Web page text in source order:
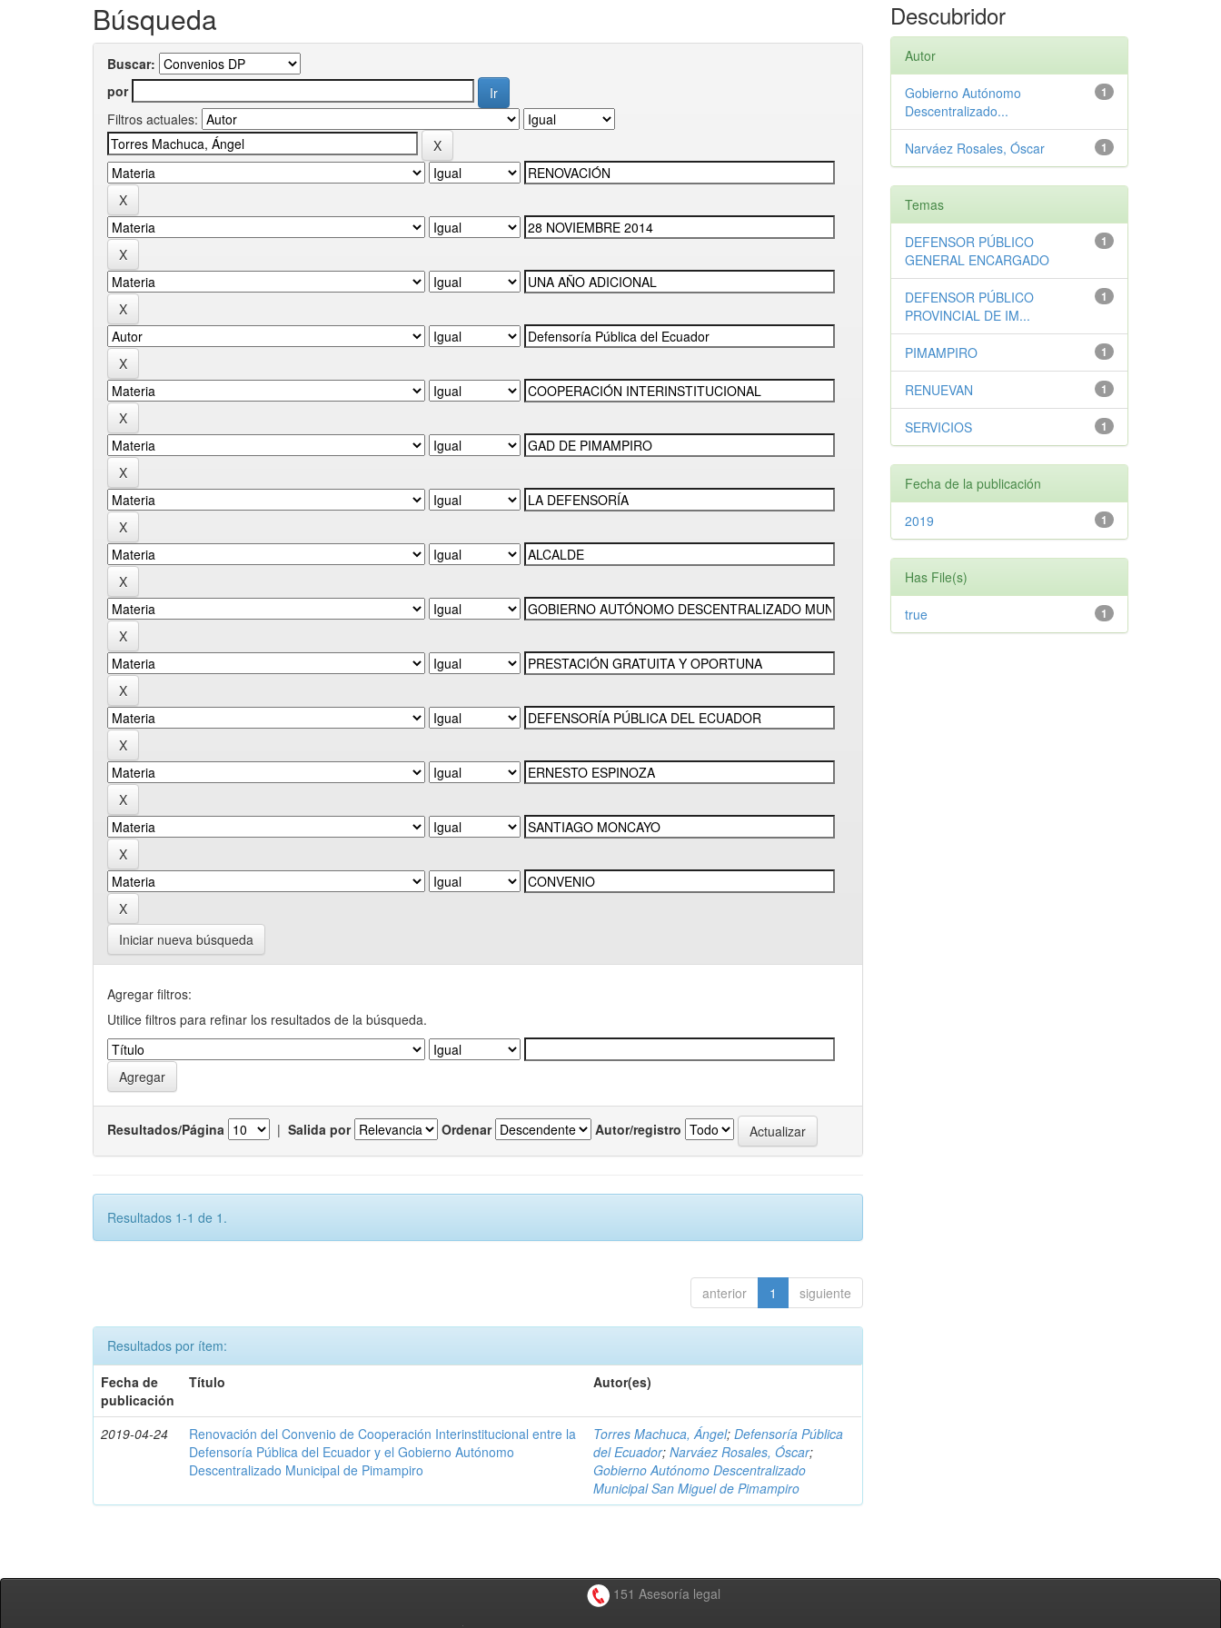
Búsqueda
Buscar:
por
Filtros actuales:
Iniciar nueva búsqueda
Agregar filtros:
Utilice filtros para refinar los resultados de la búsqueda.
Resultados/Página | Salida por Ordenar Autor/registro
Resultados 1-1 de 1.
anterior 1 siguiente
Resultados por ítem:
Fecha de
publicación
Título Autor(es)
2019-04-24
Renovación del Convenio de Cooperación Interinstitucional entre la
Defensoría Pública del Ecuador y el Gobierno Autónomo
Descentralizado Municipal de Pimampiro
Torres Machuca, Ángel;Defensoría Pública
del Ecuador;Narváez Rosales, Óscar;
Gobierno Autónomo Descentralizado
Municipal San Miguel de Pimampiro
Descubridor
Autor
1
Gobierno Autónomo
Descentralizado...
1
Narváez Rosales, Óscar
Temas
1
DEFENSOR PÚBLICO
GENERAL ENCARGADO
1
DEFENSOR PÚBLICO
PROVINCIAL DE IM...
1
PIMAMPIRO
1
RENUEVAN
1
SERVICIOS
Fecha de la publicación
1
2019
Has File(s)
1
true
151 Asesoría legal